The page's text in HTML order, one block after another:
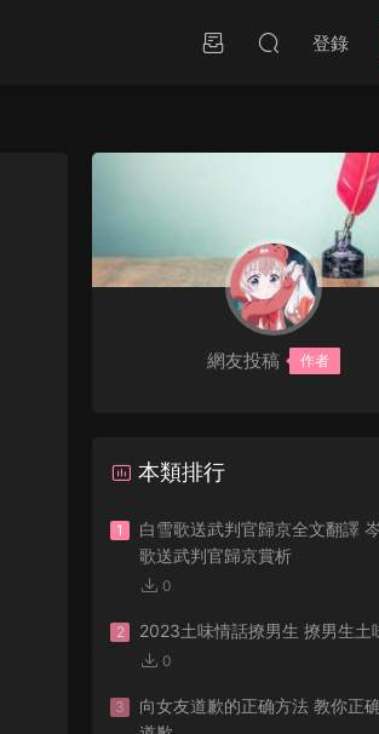
登錄
網友投稿 作者
本類排行
1
白雪歌送武判官歸京全文翻譯
歌送武判官歸京賞析
0
2 2023土味情話撩男生 撩男生土
0
3
向女友道歉的正确方法 教你正